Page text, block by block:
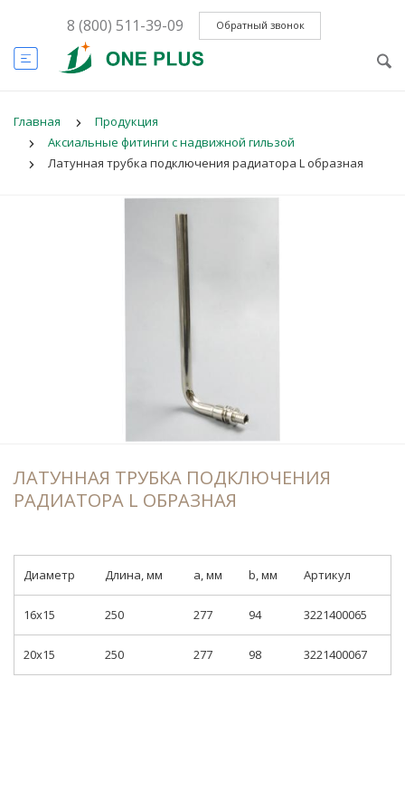
8 (800) 511-39-09 Обратный звонок
Главная
Продукция
Аксиальные фитинги с надвижной гильзой
Латунная трубка подключения радиатора L образная
ЛАТУННАЯ ТРУБКА ПОДКЛЮЧЕНИЯ
РАДИАТОРА L ОБРАЗНАЯ
Диаметр Длина, мм a, мм b, мм Артикул
16x15 250 277 94 3221400065
20x15 250 277 98 3221400067